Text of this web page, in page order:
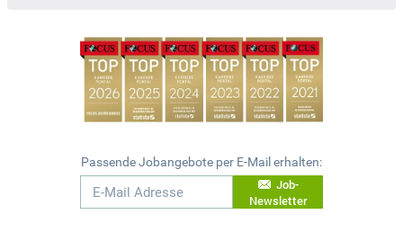
Passende Jobangebote per E-Mail erhalten:
Job-
Newsletter